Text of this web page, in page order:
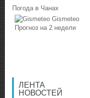
Погода в Чанах
Gismeteo
Прогноз на 2 недели
ЛЕНТА
НОВОСТЕЙ